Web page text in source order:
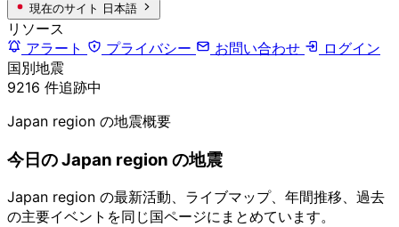
現在のサイト 日本語
リソース
アラート
プライバシー お問い合わせ
ログイン
国別地震
9216 件追跡中
Japan region の地震概要
今日の Japan region の地震
Japan region の最新活動、ライブマップ、年間推移、過去
の主要イベントを同じ国ページにまとめています。